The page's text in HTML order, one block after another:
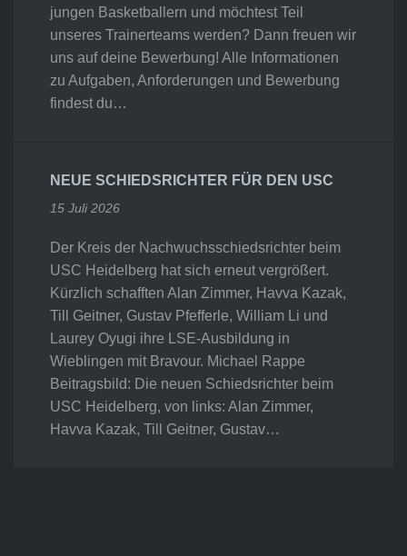
jungen Basketballern und möchtest Teil
unseres Trainerteams werden? Dann freuen wir
uns auf deine Bewerbung! Alle Informationen
zu Aufgaben, Anforderungen und Bewerbung
findest du…
NEUE SCHIEDSRICHTER FÜR DEN USC
15 Juli 2026
Der Kreis der Nachwuchsschiedsrichter beim
USC Heidelberg hat sich erneut vergrößert.
Kürzlich schafften Alan Zimmer, Havva Kazak,
Till Geitner, Gustav Pfefferle, William Li und
Laurey Oyugi ihre LSE-Ausbildung in
Wieblingen mit Bravour. Michael Rappe
Beitragsbild: Die neuen Schiedsrichter beim
USC Heidelberg, von links: Alan Zimmer,
Havva Kazak, Till Geitner, Gustav…